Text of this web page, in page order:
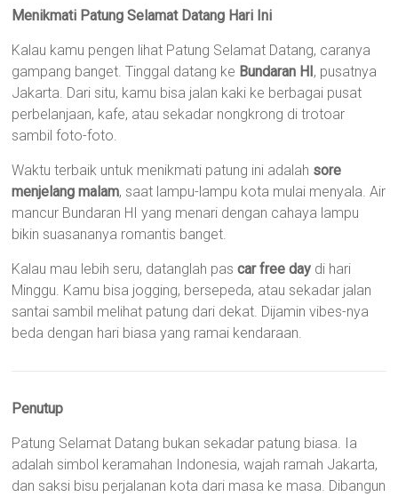
Menikmati Patung Selamat Datang Hari Ini
Kalau kamu pengen lihat Patung Selamat Datang, caranya
gampang banget. Tinggal datang ke Bundaran HI, pusatnya
Jakarta. Dari situ, kamu bisa jalan kaki ke berbagai pusat
perbelanjaan, kafe, atau sekadar nongkrong di trotoar
sambil foto-foto.
Waktu terbaik untuk menikmati patung ini adalah sore
menjelang malam, saat lampu-lampu kota mulai menyala. Air
mancur Bundaran HI yang menari dengan cahaya lampu
bikin suasananya romantis banget.
Kalau mau lebih seru, datanglah pascar free day di hari
Minggu. Kamu bisa jogging, bersepeda, atau sekadar jalan
santai sambil melihat patung dari dekat. Dijamin vibes-nya
beda dengan hari biasa yang ramai kendaraan.
Penutup
Patung Selamat Datang bukan sekadar patung biasa. Ia
adalah simbol keramahan Indonesia, wajah ramah Jakarta,
dan saksi bisu perjalanan kota dari masa ke masa. Dibangun